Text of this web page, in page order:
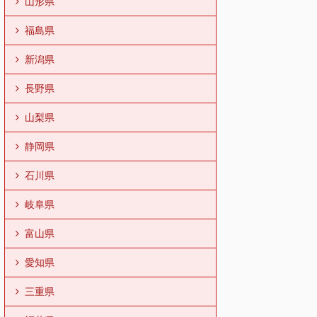
福島県
新潟県
長野県
山梨県
静岡県
石川県
岐阜県
富山県
愛知県
三重県